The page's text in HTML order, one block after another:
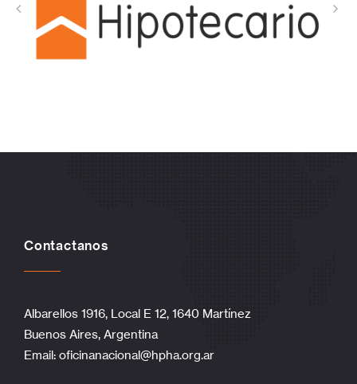
Contactanos
Albarellos 1916, Local E 12, 1640 Martínez
Buenos Aires, Argentina
Email: oficinanacional@hpha.org.ar